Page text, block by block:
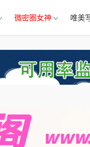
微密圈女神 唯美